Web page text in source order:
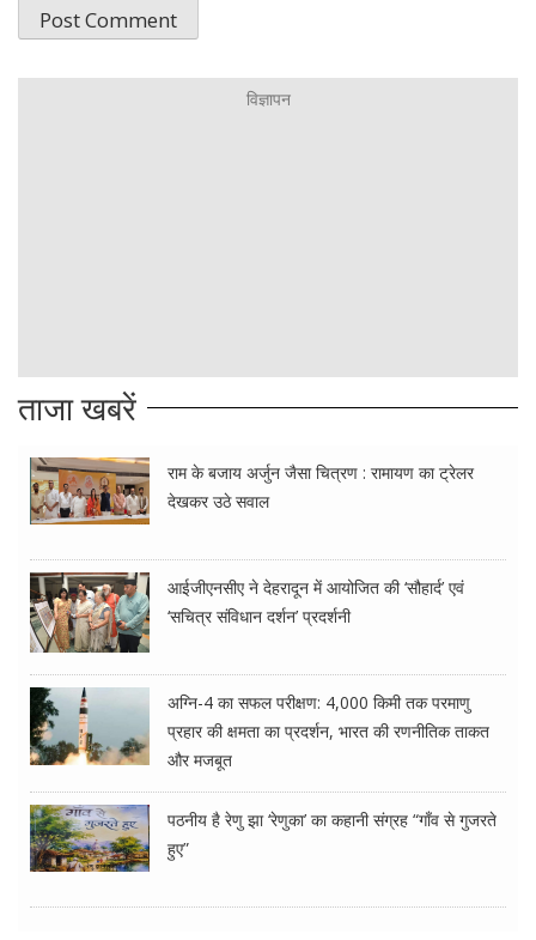
ताजा खबरें
राम के बजाय अर्जुन जैसा चित्रण : रामायण का ट्रेलर
देखकर उठे सवाल
आईजीएनसीए ने देहरादून में आयोजित की ‘सौहार्द’ एवं
‘सचित्र संविधान दर्शन’ प्रदर्शनी
अग्नि-4 का सफल परीक्षण: 4,000 किमी तक परमाणु
प्रहार की क्षमता का प्रदर्शन, भारत की रणनीतिक ताकत
और मजबूत
पठनीय है रेणु झा ‘रेणुका’ का कहानी संग्रह “गाँव से गुजरते
हुए”